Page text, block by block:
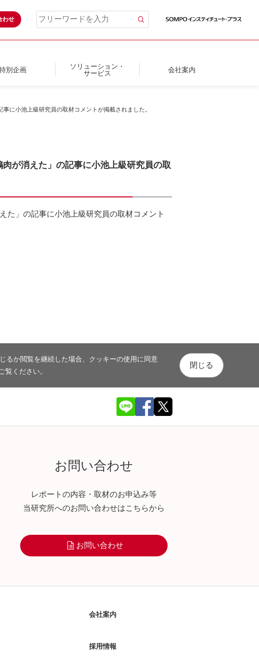
わせ
別企画
ソリューション・
サービス
会社案内
に小池上級研究員の取材コメントが掲載されました。
が消えた」の記事に小池上級研究員の取
」の記事に小池上級研究員の取材コメント
るか閲覧を継続した場合、クッキーの使用に同意
覧ください。
閉じる
お問い合わせ
レポートの内容・取材のお申込み等
当研究所へのお問い合わせはこちらから
お問い合わせ
会社案内
採用情報